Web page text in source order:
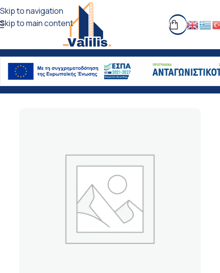
Skip to navigation
Skip to main content